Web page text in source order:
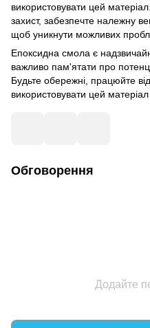
використовувати цей
захист, забезпечте належну
щоб уникнути можливих
Епоксидна смола є
важливо пам'ятати про
Будьте обережні, працюйте
використовувати цей
Обговорення
Додайте